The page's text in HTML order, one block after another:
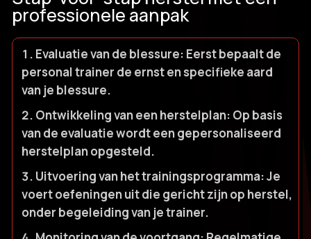
professionele aanpak
Evaluatie van de blessure: Eerst bepaalt de
personal trainer de ernst en specifieke aard
van je blessure.​
Ontwikkeling van een herstelplan: Op basis
van de evaluatie wordt een gepersonaliseerd
herstelplan opgesteld.​
Uitvoering van het trainingsprogramma:Je
voert oefeningen uit die gericht zijn op herstel,
onder begeleiding van je trainer.​